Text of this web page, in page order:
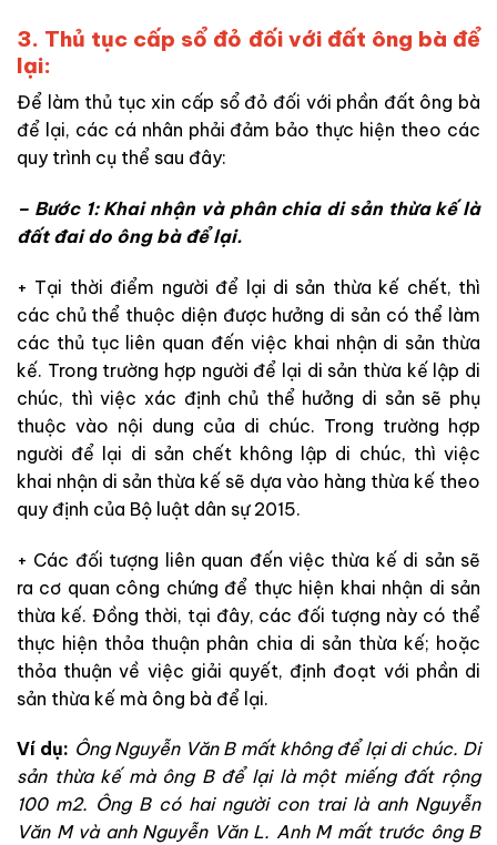
3. Thủ tục cấp sổ đỏ đối với đất ông bà để
lại:
Để làm thủ tục xin cấp sổ đỏ đối với phần đất ông bà
để lại, các cá nhân phải đảm bảo thực hiện theo các
quy trình cụ thể sau đây:
– Bước 1: Khai nhận và phân chia di sản thừa kế là
đất đai do ông bà để lại.
+ Tại thời điểm người để lại di sản thừa kế chết, thì
các chủ thể thuộc diện được hưởng di sản có thể làm
các thủ tục liên quan đến việc khai nhận di sản thừa
kế. Trong trường hợp người để lại di sản thừa kế lập di
chúc, thì việc xác định chủ thể hưởng di sản sẽ phụ
thuộc vào nội dung của di chúc. Trong trường hợp
người để lại di sản chết không lập di chúc, thì việc
khai nhận di sản thừa kế sẽ dựa vào hàng thừa kế theo
quy định của Bộ luật dân sự 2015.
+ Các đối tượng liên quan đến việc thừa kế di sản sẽ
ra cơ quan công chứng để thực hiện khai nhận di sản
thừa kế. Đồng thời, tại đây, các đối tượng này có thể
thực hiện thỏa thuận phân chia di sản thừa kế; hoặc
thỏa thuận về việc giải quyết, định đoạt với phần di
sản thừa kế mà ông bà để lại.
Ví dụ: Ông Nguyễn Văn B mất không để lại di chúc. Di
sản thừa kế mà ông B để lại là một miếng đất rộng
100 m2. Ông B có hai người con trai là anh Nguyễn
Văn M và anh Nguyễn Văn L. Anh M mất trước ông B